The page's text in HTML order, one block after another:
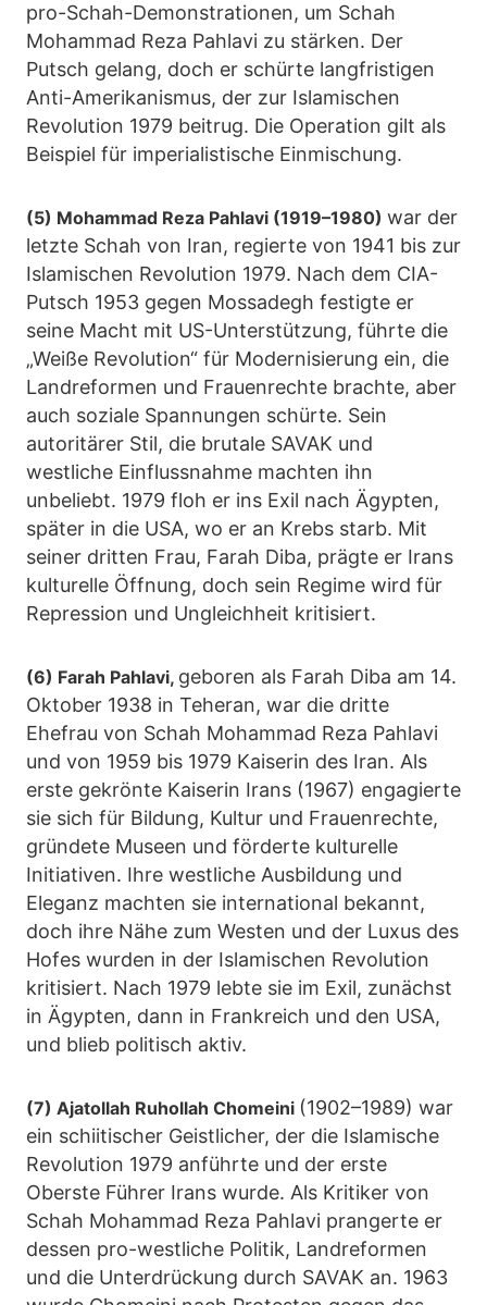
pro-Schah-Demonstrationen, um Schah
Mohammad Reza Pahlavi zu stärken. Der
Putsch gelang, doch er schürte langfristigen
Anti-Amerikanismus, der zur Islamischen
Revolution 1979 beitrug. Die Operation gilt als
Beispiel für imperialistische Einmischung.
(5) Mohammad Reza Pahlavi (1919–1980) war der
letzte Schah von Iran, regierte von 1941 bis zur
Islamischen Revolution 1979. Nach dem CIA-
Putsch 1953 gegen Mossadegh festigte er
seine Macht mit US-Unterstützung, führte die
„Weiße Revolution“ für Modernisierung ein, die
Landreformen und Frauenrechte brachte, aber
auch soziale Spannungen schürte. Sein
autoritärer Stil, die brutale SAVAK und
westliche Einflussnahme machten ihn
unbeliebt. 1979 floh er ins Exil nach Ägypten,
später in die USA, wo er an Krebs starb. Mit
seiner dritten Frau, Farah Diba, prägte er Irans
kulturelle Öffnung, doch sein Regime wird für
Repression und Ungleichheit kritisiert.
(6) Farah Pahlavi, geboren als Farah Diba am 14.
Oktober 1938 in Teheran, war die dritte
Ehefrau von Schah Mohammad Reza Pahlavi
und von 1959 bis 1979 Kaiserin des Iran. Als
erste gekrönte Kaiserin Irans (1967) engagierte
sie sich für Bildung, Kultur und Frauenrechte,
gründete Museen und förderte kulturelle
Initiativen. Ihre westliche Ausbildung und
Eleganz machten sie international bekannt,
doch ihre Nähe zum Westen und der Luxus des
Hofes wurden in der Islamischen Revolution
kritisiert. Nach 1979 lebte sie im Exil, zunächst
in Ägypten, dann in Frankreich und den USA,
und blieb politisch aktiv.
(7) Ajatollah Ruhollah Chomeini (1902–1989) war
ein schiitischer Geistlicher, der die Islamische
Revolution 1979 anführte und der erste
Oberste Führer Irans wurde. Als Kritiker von
Schah Mohammad Reza Pahlavi prangerte er
dessen pro-westliche Politik, Landreformen
und die Unterdrückung durch SAVAK an. 1963